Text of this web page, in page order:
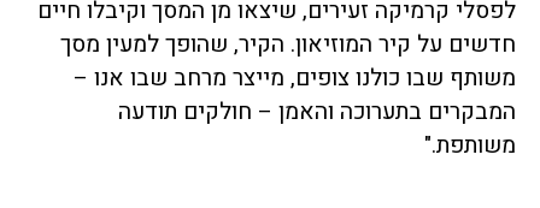
לפסלי קרמיקה זעירים, שיצאו מן המסך וקיבלו חיים
חדשים על קיר המוזיאון. הקיר, שהופך למעין מסך
משותף שבו כולנו צופים, מייצר מרחב שבו אנו –
המבקרים בתערוכה והאמן – חולקים תודעה
משותפת."